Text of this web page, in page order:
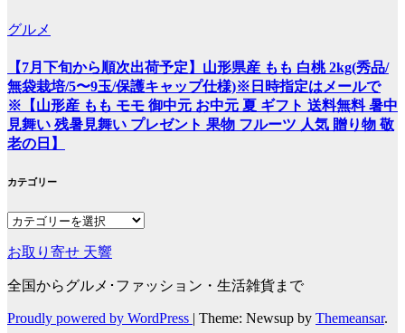
グルメ
【7月下旬から順次出荷予定】山形県産 もも 白桃 2kg(秀品/
無袋栽培/5〜9玉/保護キャップ仕様)※日時指定はメールで
※【山形産 もも モモ 御中元 お中元 夏 ギフト 送料無料 暑中
見舞い 残暑見舞い プレゼント 果物 フルーツ 人気 贈り物 敬
老の日】
カテゴリー
カ
ゴ
リ
ー
お取り寄せ 天響
全国からグルメ･ファッション・生活雑貨まで
Proudly powered by WordPress | Theme: Newsup by Themeansar.